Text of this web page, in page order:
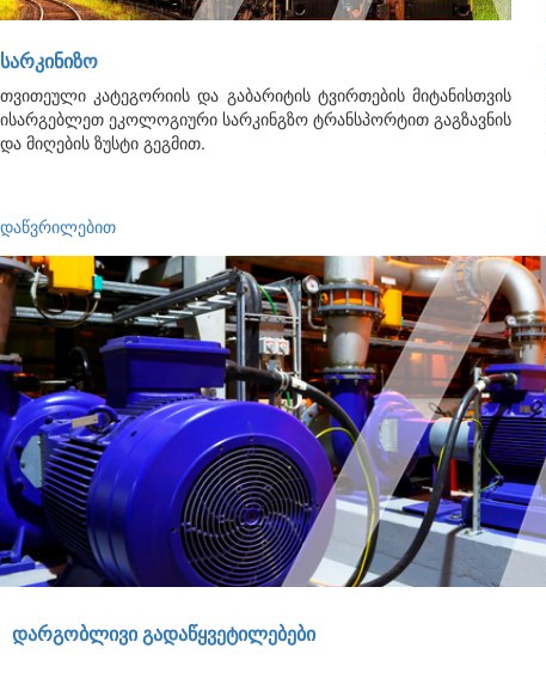
ᲡᲐᲠᲙᲘᲜᲘᲖᲝ
თვითეული კატეგორიის და გაბარიტის ტვირთების მიტანისთვის
ისარგებლეთ ეკოლოგიური სარკინგზო ტრანსპორტით გაგზავნის
და მიღების ზუსტი გეგმით.
დაწვრილებით
ᲓᲐᲠᲒᲝᲑᲚᲘᲕᲘ ᲒᲐᲓᲐᲬᲧᲕᲔᲢᲘᲚᲔᲑᲔᲑᲘ